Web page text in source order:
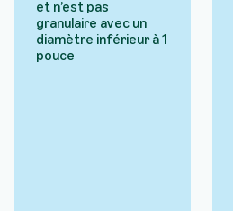
et n’est pas
granulaire avec un
diamètre inférieur à 1
pouce